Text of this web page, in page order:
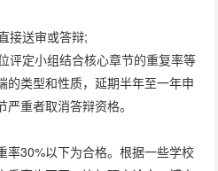
接送审或答辩;
评定小组结合核心章节的重复率等
的类型和性质，延期半年至一年申
重者取消答辩资格。
率30%以下为合格。根据一些学校